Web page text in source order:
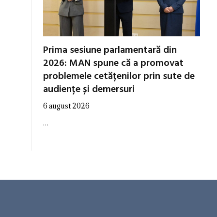
Prima sesiune parlamentară din
2026: MAN spune că a promovat
problemele cetățenilor prin sute de
audiențe și demersuri
6 august 2026
…